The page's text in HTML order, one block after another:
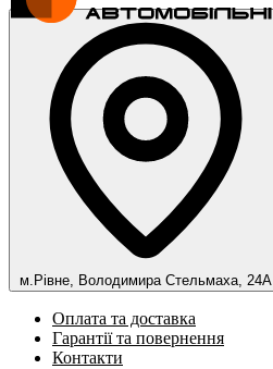
м.Рівне, Володимира Стельмаха, 24А
Оплата та доставка
Гарантії та повернення
Контакти